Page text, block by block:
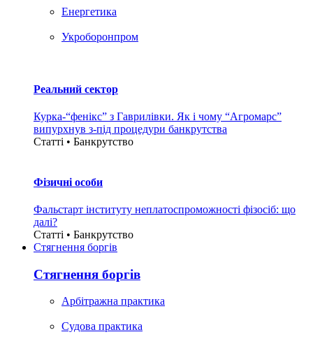
Енергетика
Укроборонпром
Реальний сектор
Курка-“фенікс” з Гаврилівки. Як і чому “Агромарс”
випурхнув з-під процедури банкрутства
Статті • Банкрутство
Фізичні особи
Фальстарт інституту неплатоспроможності фізосіб: що
далі?
Статті • Банкрутство
Стягнення боргiв
Стягнення боргiв
Арбітражна практика
Судова практика